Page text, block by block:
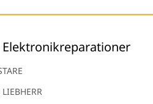
Elektronikreparationer